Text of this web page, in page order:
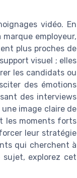
vidéo. En
employeur,
plus proches de
visuel ; elles
les candidats ou
des émotions
des interviews
image claire de
les moments forts
leur stratégie
qui cherchent à
explorez cet